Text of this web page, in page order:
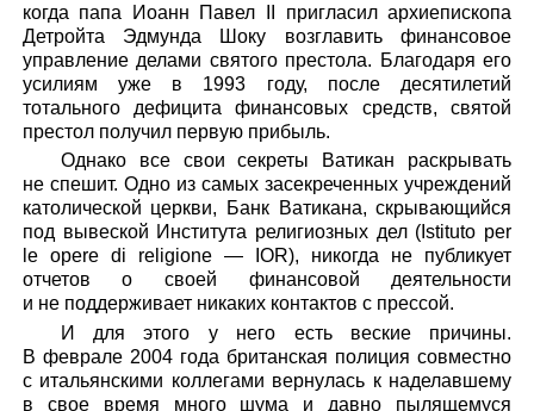
когда папа Иоанн Павел II пригласил архиепископа
Детройта Эдмунда Шоку возглавить финансовое
управление делами святого престола. Благодаря его
усилиям уже в 1993 году, после десятилетий
тотального дефицита финансовых средств, святой
престол получил первую прибыль.
Однако все свои секреты Ватикан раскрывать
не спешит. Одно из самых засекреченных учреждений
католической церкви, Банк Ватикана, скрывающийся
под вывеской Института религиозных дел (Istituto per
le opere di religione — IOR), никогда не публикует
отчетов о своей финансовой деятельности
и не поддерживает никаких контактов с прессой.
И для этого у него есть веские причины.
В феврале 2004 года британская полиция совместно
с итальянскими коллегами вернулась к наделавшему
в свое время много шума и давно пылящемуся